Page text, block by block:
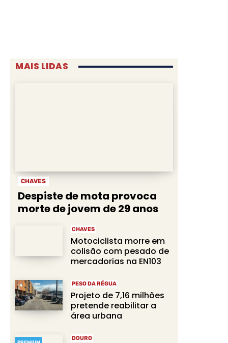
MAIS LIDAS
CHAVES
Despiste de mota provoca
morte de jovem de 29 anos
CHAVES
Motociclista morre em
colisão com pesado de
mercadorias na EN103
PESO DA RÉGUA
Projeto de 7,16 milhões
pretende reabilitar a
área urbana
DOURO